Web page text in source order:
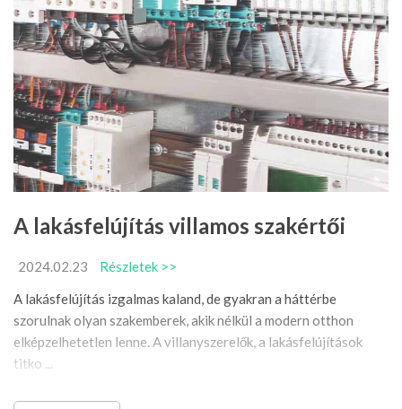
A lakásfelújítás villamos szakértői
2024.02.23
Részletek >>
A lakásfelújítás izgalmas kaland, de gyakran a háttérbe
szorulnak olyan szakemberek, akik nélkül a modern otthon
elképzelhetetlen lenne. A villanyszerelők, a lakásfelújítások
titko ...